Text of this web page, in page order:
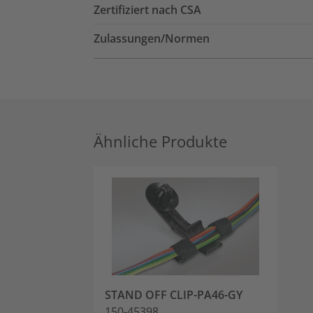
Zertifiziert nach CSA
Zulassungen/Normen
Ähnliche Produkte
STAND OFF CLIP-PA46-GY